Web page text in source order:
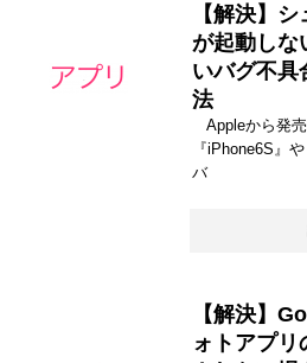
【解決】
が起動しな
いバグ不具
法
Appleから発
『iPhone6S』
バ
【解決】
ォトアプ